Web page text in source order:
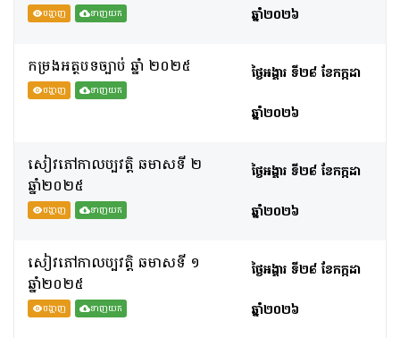
បង្ហាញ ទាញយក
ឆ្នាំ២០២៦
កម្រងអត្ថបទច្បាប់ ឆ្នាំ ២០២៥
បង្ហាញ ទាញយក
ថ្ងៃអង្គារ ទី២៨ ខែកក្កដា
ឆ្នាំ២០២៦
សៀវភៅកាលប្បវត្តិ ឆមាសទី ២
ឆ្នាំ២០២៥
បង្ហាញ ទាញយក
ថ្ងៃអង្គារ ទី២៨ ខែកក្កដា
ឆ្នាំ២០២៦
សៀវភៅកាលប្បវត្តិ ឆមាសទី ១
ឆ្នាំ២០២៥
បង្ហាញ ទាញយក
ថ្ងៃអង្គារ ទី២៨ ខែកក្កដា
ឆ្នាំ២០២៦